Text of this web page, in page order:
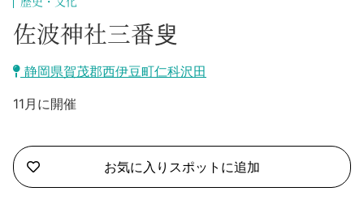
熱海市
沼津市
三島市
南伊豆町
函南町
旅の計画
モデルコース
旅程作成
合同会社説明会
佐波神社三番叟
静岡県賀茂郡西伊豆町仁科沢田
11月に開催
お気に入りスポットに追加